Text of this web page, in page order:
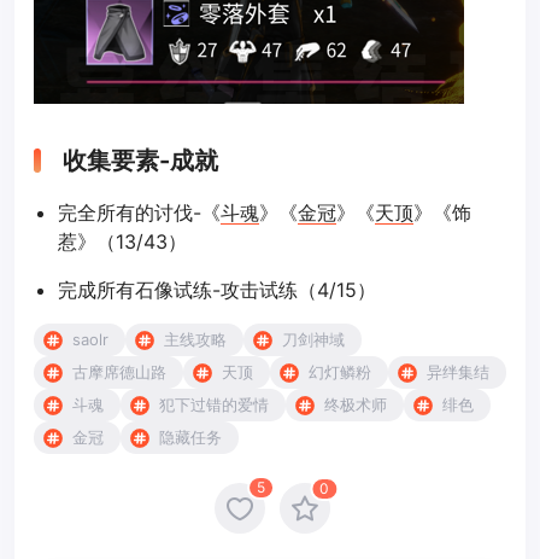
收集要素-成就
完全所有的讨伐-《斗魂》《金冠》《天顶》《饰
惹》（13/43）
完成所有石像试练-攻击试练（4/15）
saolr 主线攻略
刀剑神域
古摩席德山路
天顶 幻灯鳞粉
异绊集结
斗魂
犯下过错的爱情 终极术师
绯色
金冠
隐藏任务
5 0